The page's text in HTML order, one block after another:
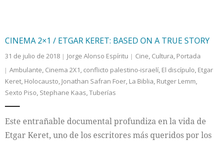
Nacional
Colaboradores
Cultura
CINEMA 2×1 / ETGAR KERET: BASED ON A TRUE STORY
31 de julio de 2018 Jorge Alonso Espíritu Cine, Cultura, Portada
Ambulante, Cinema 2X1, conflicto palestino-israelí, El discípulo, Etgar
Keret, Holocausto, Jonathan Safran Foer, La Biblia, Rutger Lemm,
Sexto Piso, Stephane Kaas,Tuberías
Este entrañable documental profundiza en la vida de
Etgar Keret, uno de los escritores más queridos por los